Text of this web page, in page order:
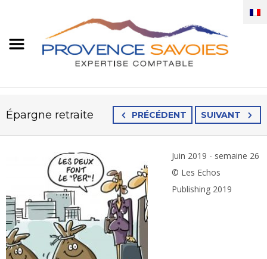
PRÉCÉDENT SUIVANT
Épargne retraite
Juin 2019 - semaine 26
© Les Echos
Publishing 2019